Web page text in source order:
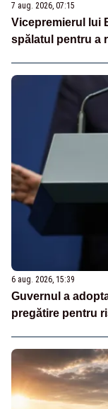
7 aug. 2026, 07:15
Vicepremierul lui
spălatul pentru a
6 aug. 2026, 15:39
Guvernul a
pregătire pentru